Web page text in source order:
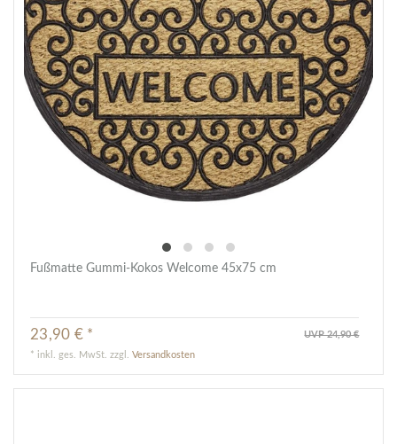
Fußmatte Gummi-Kokos Welcome 45x75 cm
UVP 24,90 €
23,90 € *
* inkl. ges. MwSt. zzgl.Versandkosten